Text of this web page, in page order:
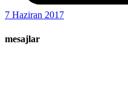
7 Haziran 2017
mesajlar